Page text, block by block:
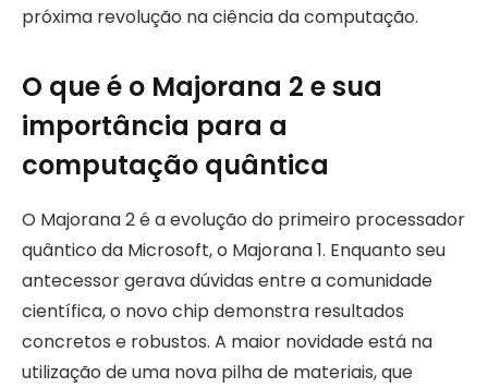
próxima revolução na ciência da computação.
O que é o Majorana 2 e sua
importância para a
computação quântica
O Majorana 2 é a evolução do primeiro processador
quântico da Microsoft, o Majorana 1. Enquanto seu
antecessor gerava dúvidas entre a comunidade
científica, o novo chip demonstra resultados
concretos e robustos. A maior novidade está na
utilização de uma nova pilha de materiais, que